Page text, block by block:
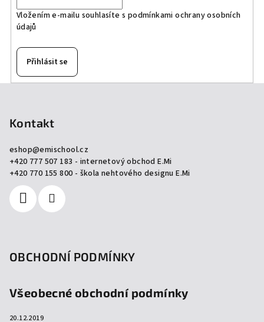
Vložením e-mailu souhlasíte s podmínkami ochrany osobních
údajů
Přihlásit se
Kontakt
eshop@emischool.cz
+420 777 507 183 - internetový obchod E.Mi
+420 770 155 800 - škola nehtového designu E.Mi
OBCHODNÍ PODMÍNKY
Všeobecné obchodní podmínky
20.12.2019